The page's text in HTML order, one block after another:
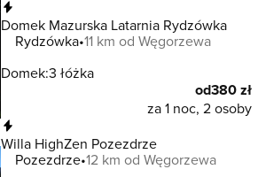
Domek Mazurska Latarnia Rydzówka
Rydzówka 11 km od Węgorzewa
Domek:3 łóżka
od380 zł
za 1 noc, 2 osoby
Willa HighZen Pozezdrze
Pozezdrze 12 km od Węgorzewa